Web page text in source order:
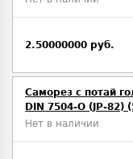
2.50000000 руб.
Саморез с потай
DIN 7504-O (JP-82)
Нет в наличии